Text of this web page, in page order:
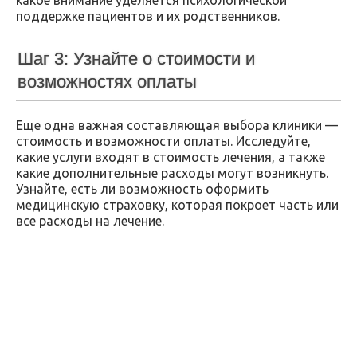
поддержке пациентов и их родственников.
Шаг 3: Узнайте о стоимости и
возможностях оплаты
Еще одна важная составляющая выбора клиники —
стоимость и возможности оплаты. Исследуйте,
какие услуги входят в стоимость лечения, а также
какие дополнительные расходы могут возникнуть.
Узнайте, есть ли возможность оформить
медицинскую страховку, которая покроет часть или
все расходы на лечение.